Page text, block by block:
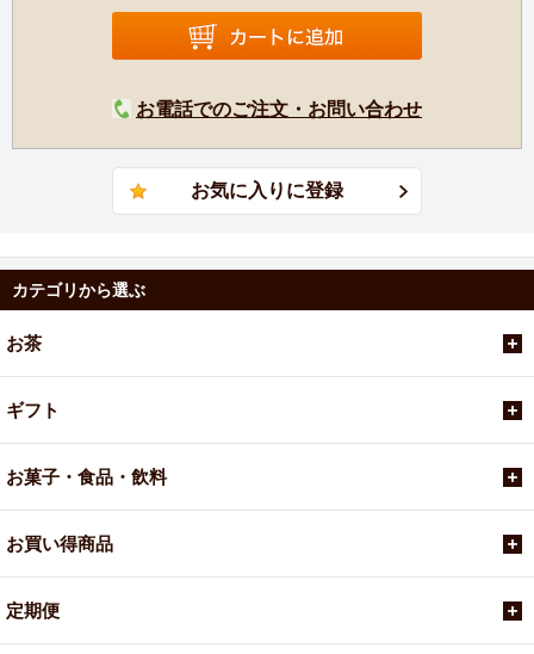
お電話でのご注文・お問い合わせ
カテゴリから選ぶ
お茶
ギフト
お菓子・食品・飲料
お買い得商品
定期便